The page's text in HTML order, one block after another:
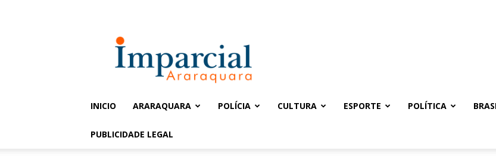
Imparcial
INICIO ARARAQUARA POLÍCIA CULTURA ESPORTE POLÍTICA
PUBLICIDADE LEGAL